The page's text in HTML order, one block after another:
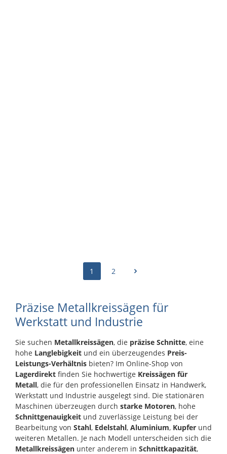
1 2
Präzise Metallkreissägen für
Werkstatt und Industrie
Sie suchen Metallkreissägen, die präzise Schnitte, eine
hohe Langlebigkeit und ein überzeugendes Preis-
Leistungs-Verhältnis bieten? Im Online-Shop von
Lagerdirekt finden Sie hochwertige Kreissägen für
Metall, die für den professionellen Einsatz in Handwerk,
Werkstatt und Industrie ausgelegt sind. Die stationären
Maschinen überzeugen durch starke Motoren, hohe
Schnittgenauigkeit und zuverlässige Leistung bei der
Bearbeitung von Stahl, Edelstahl, Aluminium, Kupfer und
weiteren Metallen. Je nach Modell unterscheiden sich die
Metallkreissägen unter anderem in Schnittkapazität,